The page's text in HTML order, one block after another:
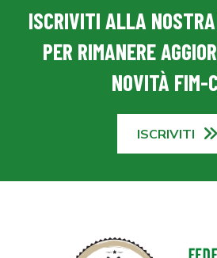
ISCRIVITI ALLA
PER RIMANERE
NOVITÀ FIM-
ISCRIVITI